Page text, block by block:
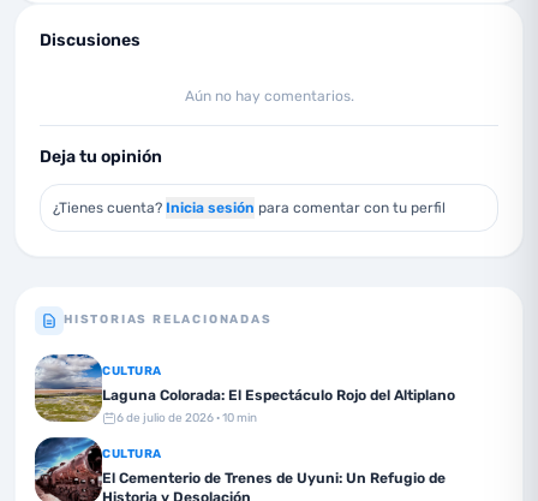
Discusiones
Aún no hay comentarios.
Deja tu opinión
¿Tienes cuenta? Inicia sesión para comentar con tu perfil
HISTORIAS RELACIONADAS
CULTURA
Laguna Colorada: El Espectáculo Rojo del Altiplano
6 de julio de 2026· 10 min
CULTURA
El Cementerio de Trenes de Uyuni: Un Refugio de
Historia y Desolación